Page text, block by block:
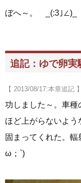
ぼへ～。 _(:3｣∠)_
追記：ゆで卵
【 2013/08/17:本章追記 】
功しました～。車種
ほど上がらないよう
固まってくれた。輻
ω；`)